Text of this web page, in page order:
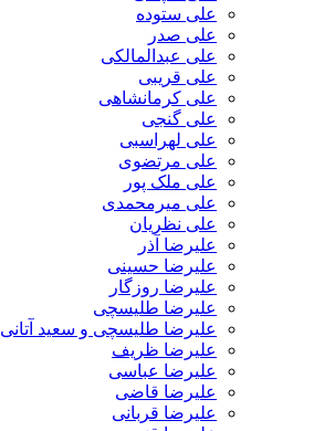
علی ستوده
علی صدر
علی عبدالمالکی
علی قریبی
علی کرمانشاهی
علی گنجی
علی لهراسبی
علی مرتضوی
علی ملک پور
علی میرمحمدی
علی نظریان
علیرضا آذر
علیرضا حسینی
علیرضا روزگار
علیرضا طلیسچی
علیرضا طلیسچی و سعید آتانی
علیرضا ظریف
علیرضا عباسی
علیرضا قاضی
علیرضا قربانی